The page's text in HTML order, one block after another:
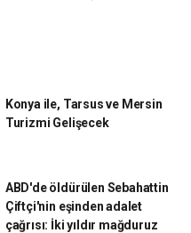
Konya ile, Tarsus ve Mersin
Turizmi Gelişecek
ABD'de öldürülen Sebahattin
Çiftçi'nin eşinden adalet
çağrısı: İki yıldır mağduruz